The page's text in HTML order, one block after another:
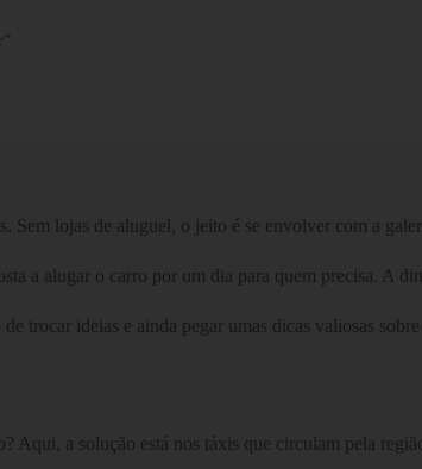
Sem lojas de aluguel, o jeito é se envolver com a
a alugar o carro por um dia para quem precisa. A
trocar ideias e ainda pegar umas dicas valiosas
Aqui, a solução está nos táxis que circulam pela